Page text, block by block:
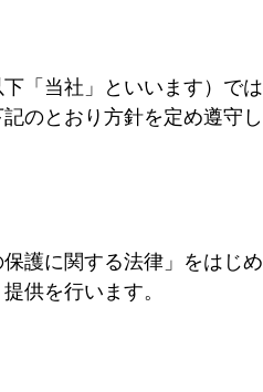
「当社」といいます）で
のとおり方針を定め遵守し
護に関する法律」をはじ
供を行います。